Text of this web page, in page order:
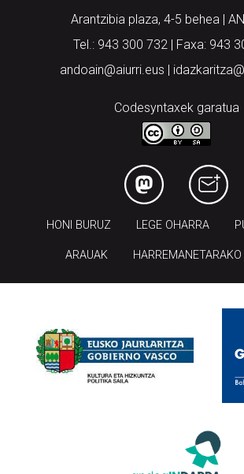
Arantzibia plaza, 4-5 behea |
Tel.: 943 300 732 | Faxa: 943
andoain@aiurri.eus |
Codesyntaxek garatua
HONI BURUZ LEGE OHARRA
ARAUAK HARREMANETARAKO